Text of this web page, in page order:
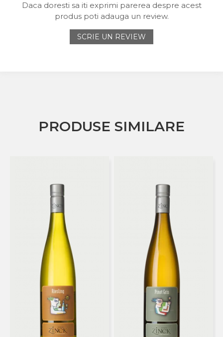
Daca doresti sa iti exprimi parerea despre acest
produs poti adauga un review.
SCRIE UN REVIEW
PRODUSE SIMILARE